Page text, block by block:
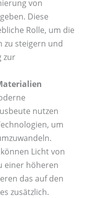
von
Diese
Rolle, um die
zu steigern und
zur
nutzen
um
Licht von
einer höheren
das auf den
zusätzlich.